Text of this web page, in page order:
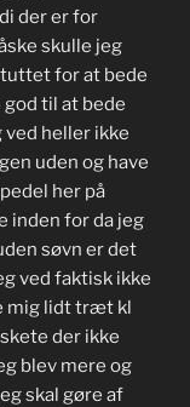
der er for
skulle jeg
for at bede
til at bede
heller ikke
uden og have
her på
inden for da jeg
søvn er det
ved faktisk ikke
mig lidt træt kl
der ikke
blev mere og
skal gøre af